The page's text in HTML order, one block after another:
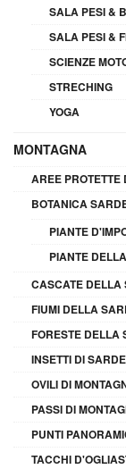
SALA PESI &
SALA PESI &
SCIENZE
STRECHING
YOGA
MONTAGNA
AREE PROTETTE
BOTANICA
PIANTE
PIANTE
CASCATE DELLA
FIUMI DELLA
FORESTE DELLA
INSETTI DI
OVILI DI
PASSI DI
PUNTI
TACCHI